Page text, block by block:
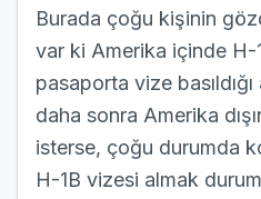
Burada çoğu kişinin
var ki Amerika içinde H-
pasaporta vize
daha sonra Amerika
isterse, çoğu durumda
H-1B vizesi almak